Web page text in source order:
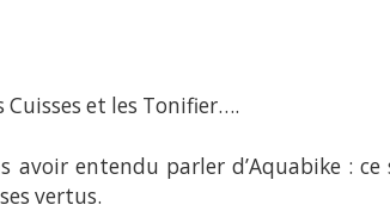
et les Tonifier….
avoir entendu parler d’Aquabike :
vertus.